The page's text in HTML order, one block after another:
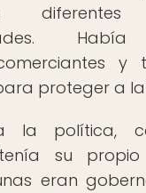
y
proteger a
la política,
su
eran